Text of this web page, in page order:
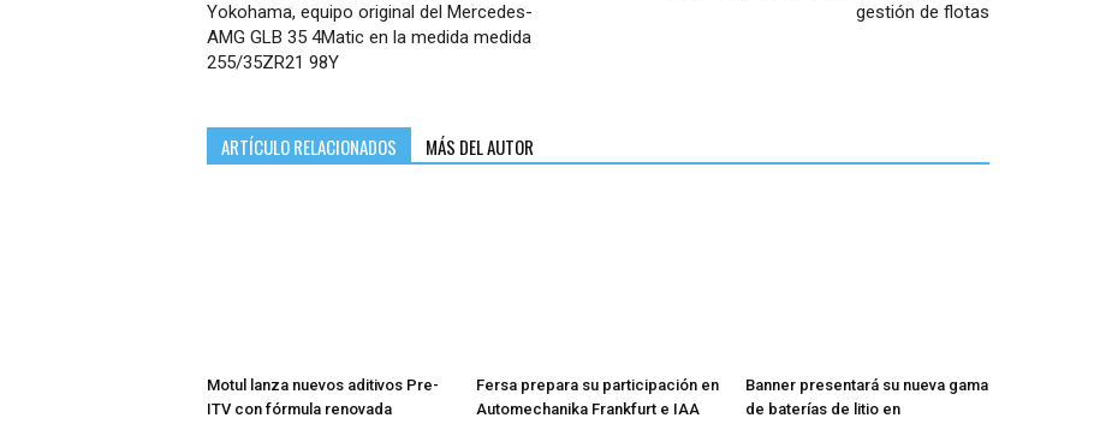
Yokohama, equipo original del Mercedes-
AMG GLB 35 4Matic en la medida medida
255/35ZR21 98Y
gestión de flotas
ARTÍCULO RELACIONADOS MÁS DEL AUTOR
Motul lanza nuevos aditivos Pre-
ITV con fórmula renovada
Fersa prepara su participación en
Automechanika Frankfurt e IAA
Banner presentará su nueva gama
de baterías de litio en